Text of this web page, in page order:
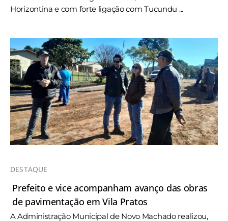
Horizontina e com forte ligação com Tucundu ...
DESTAQUE
Prefeito e vice acompanham avanço das obras
de pavimentação em Vila Pratos
A Administração Municipal de Novo Machado realizou,